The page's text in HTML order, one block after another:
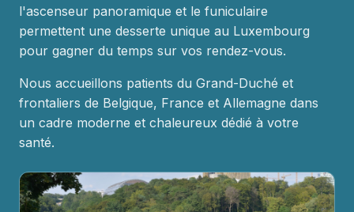
l'ascenseur panoramique et le funiculaire
permettent une desserte unique au Luxembourg
pour gagner du temps sur vos rendez-vous.
Nous accueillons patients du Grand-Duché et
frontaliers de Belgique, France et Allemagne dans
un cadre moderne et chaleureux dédié à votre
santé.